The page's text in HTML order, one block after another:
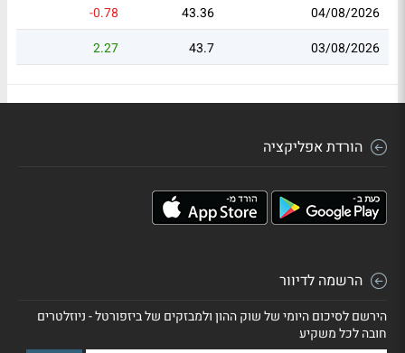
04/08/2026
43.36
-0.78
03/08/2026
43.7
2.27
הורדת אפליקציה
הרשמה לדיוור
הירשם לסיכום היומי של שוק ההון ולמבזקים של ביזפורטל - ניוזלטרים
חובה לכל משקיע